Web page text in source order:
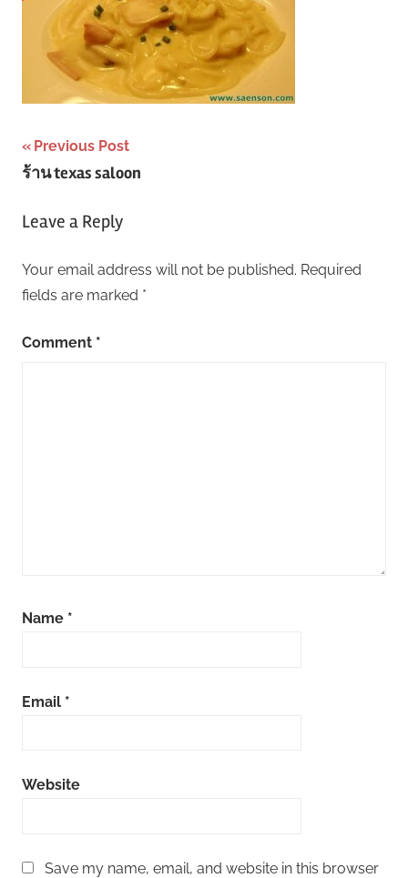
Post
navigation
Previous Post
ร้าน texas saloon
Leave a Reply
Your email address will not be published. Required
fields are marked *
Comment *
Name *
Email *
Website
Save my name, email, and website in this browser